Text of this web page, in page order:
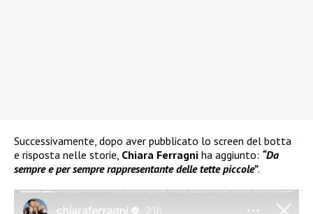
Successivamente, dopo aver pubblicato lo screen del botta
e risposta nelle storie, Chiara Ferragni ha aggiunto: “Da
sempre e per sempre rappresentante delle tette piccole”.